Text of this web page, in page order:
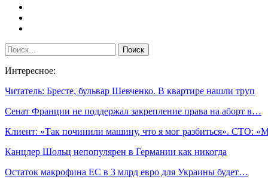
Интересное:
Читатель: Бресте, бульвар Шевченко. В квартире нашли труп
Сенат Франции не поддержал закрепление права на аборт в…
Клиент: «Так починили машину, что я мог разбиться». СТО:
Канцлер Шольц непопулярен в Германии как никогда
Остаток макрофина ЕС в 3 млрд евро для Украины будет…